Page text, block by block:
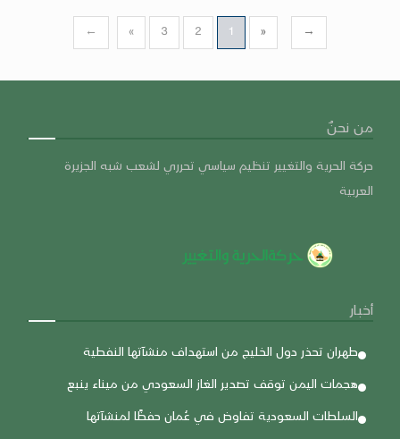
→
»
1
2
3
«
←
من نحنٌ
حركة الحرية والتغيير تنظيم سياسي تحرري لشعب شبه الجزيرة
العربية
أخبار
طهران تحذر دول الخليج من استهداف منشآتها النفطية
هجمات اليمن توقف تصدير الغاز السعودي من ميناء ينبع
السلطات السعودية تفاوض في عُمان حفظًا لمنشآتها